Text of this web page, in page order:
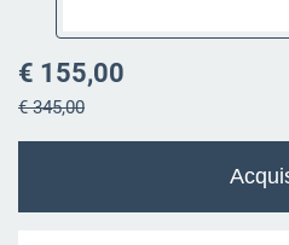
€ 155,00
€ 345,00